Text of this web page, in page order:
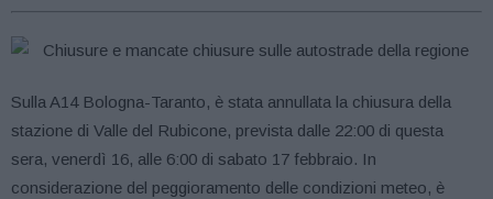
Sulla A14 Bologna-Taranto, è stata annullata la chiusura della
stazione di Valle del Rubicone, prevista dalle 22:00 di questa
sera, venerdì 16, alle 6:00 di sabato 17 febbraio. In
considerazione del peggioramento delle condizioni meteo, è